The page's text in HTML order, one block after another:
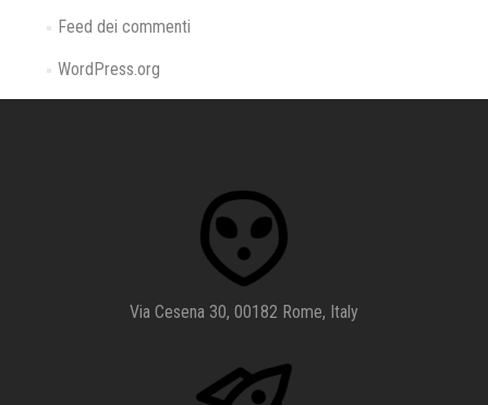
Feed dei commenti
WordPress.org
Via Cesena 30, 00182 Rome, Italy